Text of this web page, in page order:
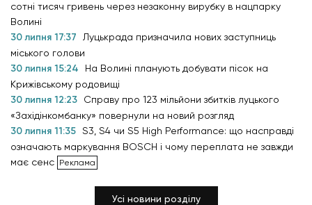
сотні тисяч гривень через незаконну вирубку в нацпарку
Волині
30 липня 17:37
Луцькрада призначила нових заступниць
міського голови
30 липня 15:24
На Волині планують добувати пісок на
Крижівському родовищі
30 липня 12:23
Справу про 123 мільйони збитків луцького
«Західінкомбанку» повернули на новий розгляд
30 липня 11:35 S3, S4 чи S5 High Performance: що насправді
означають маркування BOSCH і чому переплата не завжди
має сенс
Усі новини розділу